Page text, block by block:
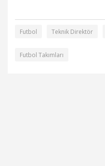
Futbol Teknik Direktör
Futbol Takımları